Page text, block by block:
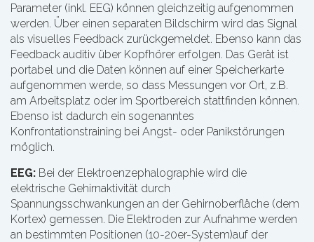
Parameter (inkl. EEG) können gleichzeitig aufgenommen
werden. Über einen separaten Bildschirm wird das Signal
als visuelles Feedback zurückgemeldet. Ebenso kann das
Feedback auditiv über Kopfhörer erfolgen. Das Gerät ist
portabel und die Daten können auf einer Speicherkarte
aufgenommen werde, so dass Messungen vor Ort, z.B.
am Arbeitsplatz oder im Sportbereich stattfinden können.
Ebenso ist dadurch ein sogenanntes
Konfrontationstraining bei Angst- oder Panikstörungen
möglich.
EEG: Bei der Elektroenzephalographie wird die
elektrische Gehirnaktivität durch
Spannungsschwankungen an der Gehirnoberfläche (dem
Kortex) gemessen. Die Elektroden zur Aufnahme werden
an bestimmten Positionen (10-20er-System)auf der